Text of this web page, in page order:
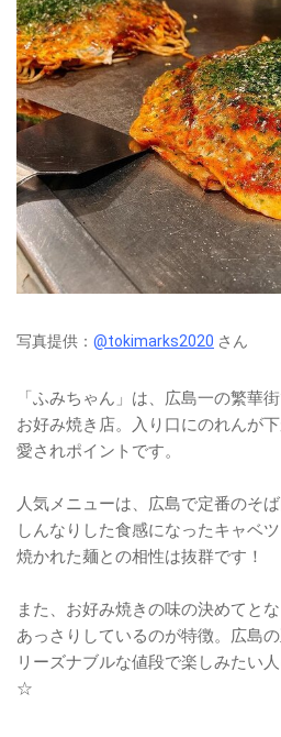
写真提供： @tokimarks2020 さん
「ふみちゃん」は、広島一の繁華
お好み焼き店。入り口にのれんが
愛されポイントです。
人気メニューは、広島で定番のそ
しんなりした食感になったキャベ
焼かれた麺との相性は抜群です！
また、お好み焼きの味の決めてと
あっさりしているのが特徴。広島
リーズナブルな値段で楽しみたい
☆